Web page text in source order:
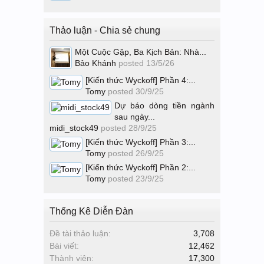
Thảo luận - Chia sẻ chung
Một Cuộc Gặp, Ba Kịch Bản: Nhà...
Bảo Khánh posted 13/5/26
[Kiến thức Wyckoff] Phần 4:...
Tomy posted 30/9/25
Dự báo dòng tiền ngành
sau ngày...
midi_stock49 posted 28/9/25
[Kiến thức Wyckoff] Phần 3:...
Tomy posted 26/9/25
[Kiến thức Wyckoff] Phần 2:...
Tomy posted 23/9/25
Thống Kê Diễn Đàn
Đề tài thảo luận:
3,708
Bài viết:
12,462
Thành viên:
17,300